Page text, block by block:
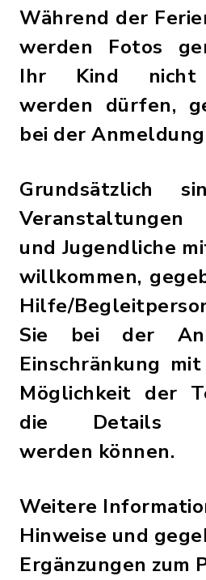
Während der
werden Fotos
Ihr Kind nicht
werden dürfen,
bei der
Grundsätzlich
und Jugendliche
willkommen,
Hilfe/
Sie bei der
Einschränkung
Möglichkeit der
die Details
werden können.
Weitere
Hinweise und
Ergänzungen zum